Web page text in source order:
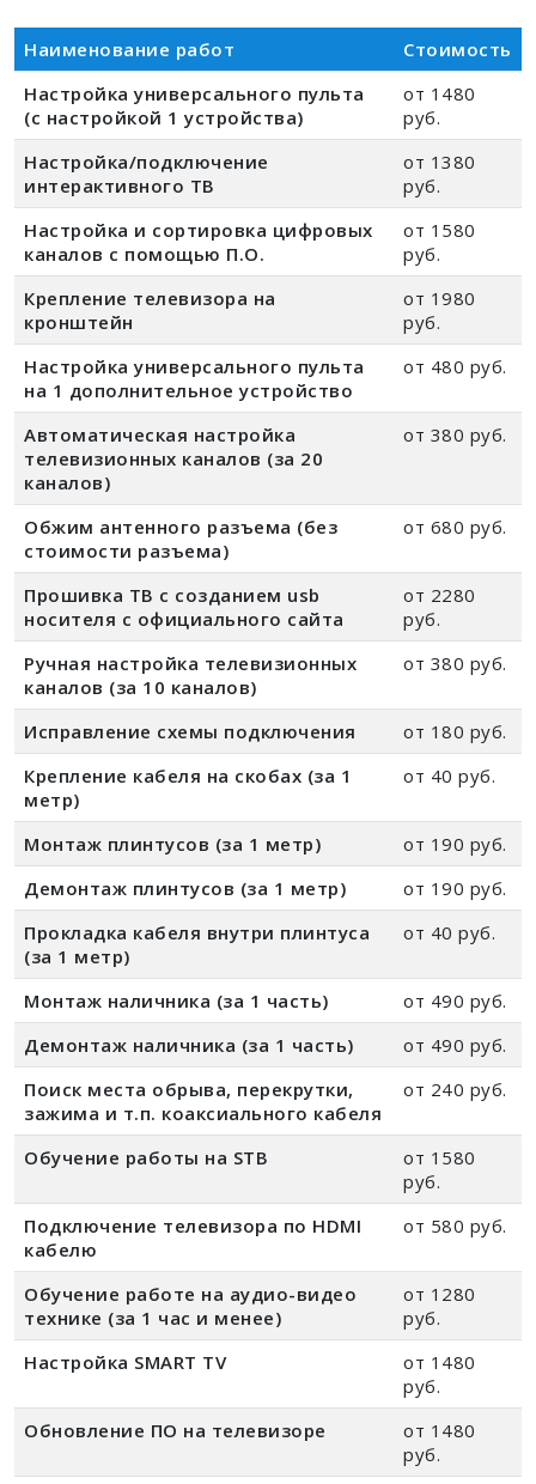
Наименование работ
Стоимость
Настройка универсального пульта
(с настройкой 1 устройства)
от 1480
руб.
Настройка/подключение
интерактивного ТВ
от 1380
руб.
Настройка и сортировка цифровых
каналов с помощью П.О.
от 1580
руб.
Крепление телевизора на
кронштейн
от 1980
руб.
Настройка универсального пульта
на 1 дополнительное устройство
от 480 руб.
Автоматическая настройка
телевизионных каналов (за 20
каналов)
от 380 руб.
Обжим антенного разъема (без
стоимости разъема)
от 680 руб.
Прошивка ТВ с созданием usb
носителя с официального сайта
от 2280
руб.
Ручная настройка телевизионных
каналов (за 10 каналов)
от 380 руб.
Исправление схемы подключения
от 180 руб.
Крепление кабеля на скобах (за 1
метр)
от 40 руб.
Монтаж плинтусов (за 1 метр)
от 190 руб.
Демонтаж плинтусов (за 1 метр)
от 190 руб.
Прокладка кабеля внутри плинтуса
(за 1 метр)
от 40 руб.
Монтаж наличника (за 1 часть)
от 490 руб.
Демонтаж наличника (за 1 часть)
от 490 руб.
Поиск места обрыва, перекрутки,
зажима и т.п. коаксиального кабеля
от 240 руб.
Обучение работы на STB
от 1580
руб.
Подключение телевизора по HDMI
кабелю
от 580 руб.
Обучение работе на аудио-видео
технике (за 1 час и менее)
от 1280
руб.
Настройка SMART TV
от 1480
руб.
Обновление ПО на телевизоре
от 1480
руб.